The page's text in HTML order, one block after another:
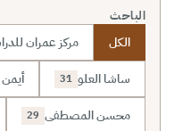
الباحث
الكل مركز عمران
ساشا العلو 31
محسن المصطفى 29